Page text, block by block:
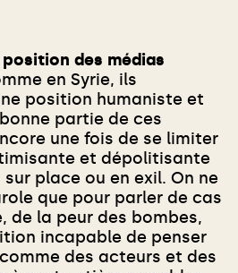
des médias
en Syrie, ils
position humaniste et
partie de ces
une fois de se limiter
et dépolitisante
place ou en exil. On ne
que pour parler de cas
de la peur des bombes,
incapable de penser
des acteurs et des